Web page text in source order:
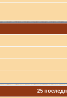
25